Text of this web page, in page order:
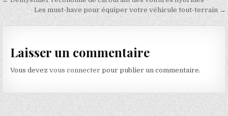
Les must-have pour équiper votre véhicule tout-terrain →
Laisser un commentaire
Vous devezvous connecter pour publier un commentaire.